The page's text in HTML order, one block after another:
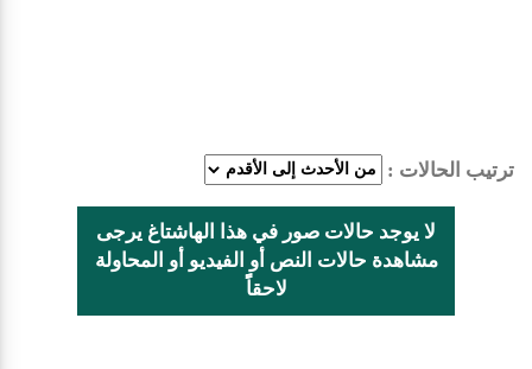
ترتيب الحالات :
لا يوجد حالات صور في هذا الهاشتاغ يرجى
مشاهدة حالات النص أو الفيديو أو المحاولة
لاحقاًً